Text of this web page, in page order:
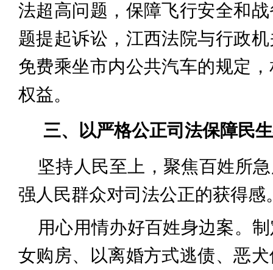
法超高问题，保障飞行安全和
题提起诉讼，江西法院与行政
免费乘坐市内公共汽车的规定
权益。
三、以严格公正司法保障民
坚持人民至上，聚焦百姓所
强人民群众对司法公正的获得感
用心用情办好百姓身边案。
女购房、以离婚方式逃债、恶